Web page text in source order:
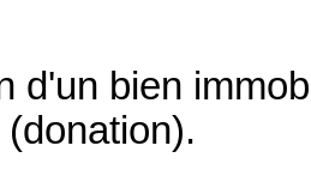
d'un bien